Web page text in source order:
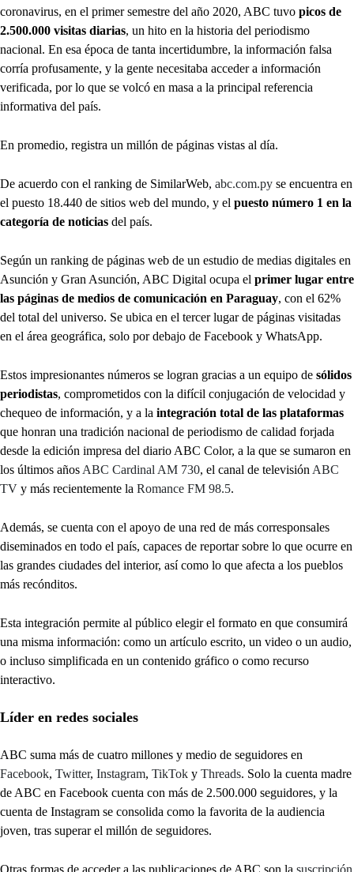
coronavirus, en el primer semestre del año 2020, ABC tuvo picos de
2.500.000 visitas diarias, un hito en la historia del periodismo
nacional. En esa época de tanta incertidumbre, la información falsa
corría profusamente, y la gente necesitaba acceder a información
verificada, por lo que se volcó en masa a la principal referencia
informativa del país.
En promedio, registra un millón de páginas vistas al día.
De acuerdo con el ranking de SimilarWeb, abc.com.py se encuentra en
el puesto 18.440 de sitios web del mundo, y el puesto número 1 en la
categoría de noticias del país.
Según un ranking de páginas web de un estudio de medias digitales en
Asunción y Gran Asunción, ABC Digital ocupa el primer lugar entre
las páginas de medios de comunicación en Paraguay, con el 62%
del total del universo. Se ubica en el tercer lugar de páginas visitadas
en el área geográfica, solo por debajo de Facebook y WhatsApp.
Estos impresionantes números se logran gracias a un equipo de sólidos
periodistas, comprometidos con la difícil conjugación de velocidad y
chequeo de información, y a la integración total de las plataformas
que honran una tradición nacional de periodismo de calidad forjada
desde la edición impresa del diario ABC Color, a la que se sumaron en
los últimos años ABC Cardinal AM 730, el canal de televisión ABC
TV y más recientemente la Romance FM 98.5.
Además, se cuenta con el apoyo de una red de más corresponsales
diseminados en todo el país, capaces de reportar sobre lo que ocurre en
las grandes ciudades del interior, así como lo que afecta a los pueblos
más recónditos.
Esta integración permite al público elegir el formato en que consumirá
una misma información: como un artículo escrito, un video o un audio,
o incluso simplificada en un contenido gráfico o como recurso
interactivo.
Líder en redes sociales
ABC suma más de cuatro millones y medio de seguidores en
Facebook, Twitter, Instagram, TikTok y Threads. Solo la cuenta madre
de ABC en Facebook cuenta con más de 2.500.000 seguidores, y la
cuenta de Instagram se consolida como la favorita de la audiencia
joven, tras superar el millón de seguidores.
Otras formas de acceder a las publicaciones de ABC son la suscripción